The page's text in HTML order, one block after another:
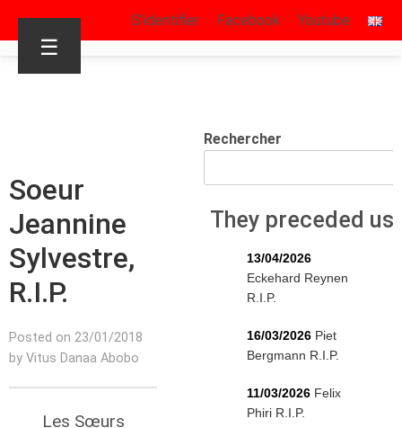
S’identifier Facebook Youtube
☰
Soeur
Jeannine
Sylvestre,
R.I.P.
Posted on 23/01/2018
by Vitus Danaa Abobo
Les Sœurs
Rechercher
They preceded us
13/04/2026
Eckehard Reynen
R.I.P.
16/03/2026 Piet
Bergmann R.I.P.
11/03/2026 Felix
Phiri R.I.P.